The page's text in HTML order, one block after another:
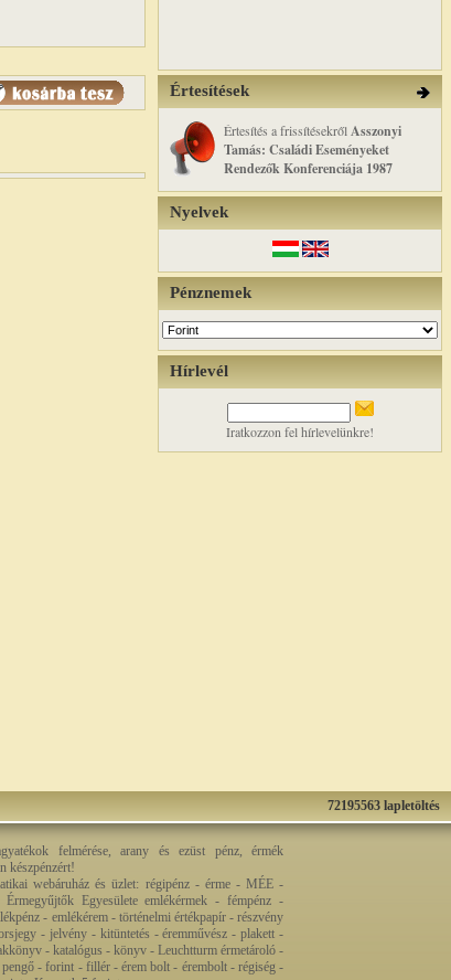
Értesítések
Értesítés a frissítésekről Asszonyi
Tamás: Családi Eseményeket
Rendezők Konferenciája 1987
Nyelvek
Pénznemek
Hírlevél
Iratkozzon fel hírlevelünkre!
72195563 lapletöltés
felmérése, arany és ezüst pénz, érmék
készpénzért!
webáruház és üzlet: régipénz - érme - MÉE -
Egyesülete emlékérmek - fémpénz -
- emlékérem - történelmi értékpapír - részvény
- jelvény - kitüntetés - éremművész - plakett -
- katalógus - könyv - Leuchtturm érmetároló -
- forint - fillér - érem bolt - érembolt - régiség -